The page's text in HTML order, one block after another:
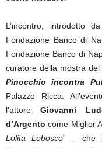
L’incontro, introdotto da
Fondazione Banco di
Fondazione Banco di
curatore della mostra del
Pinocchio incontra
Palazzo Ricca.
l’attore Giovanni
d’Argento come Miglior
Lolita Lobosco” – che